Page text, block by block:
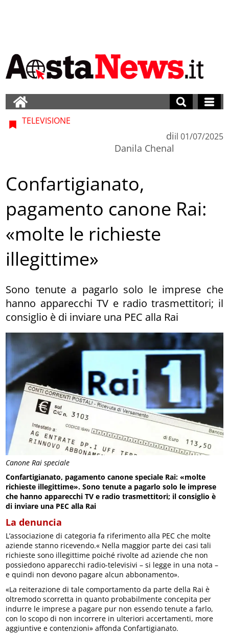
Canone Rai speciale
TELEVISIONE
di
Danila Chenal
il 01/07/2025
Confartigianato,
pagamento canone Rai:
«molte le richieste
illegittime»
Sono tenute a pagarlo solo le imprese che
hanno apparecchi TV e radio trasmettitori; il
consiglio è di inviare una PEC alla Rai
Confartigianato, pagamento canone speciale Rai: «molte
richieste illegittime». Sono tenute a pagarlo solo le imprese
che hanno apparecchi TV e radio trasmettitori; il consiglio è
di inviare una PEC alla Rai
La denuncia
L’associazione di categoria fa riferimento alla PEC che molte
aziende stanno ricevendo.« Nella maggior parte dei casi tali
richieste sono illegittime poiché rivolte ad aziende che non
possiedono apparecchi radio-televisivi – si legge in una nota –
e quindi non devono pagare alcun abbonamento».
«La reiterazione di tale comportamento da parte della Rai è
oltremodo scorretta in quanto probabilmente concepita per
indurre le imprese a pagare pur non essendo tenute a farlo,
con lo scopo di non incorrere in ulteriori accertamenti, more
aggiuntive e contenzioni» affonda Confartigianato.